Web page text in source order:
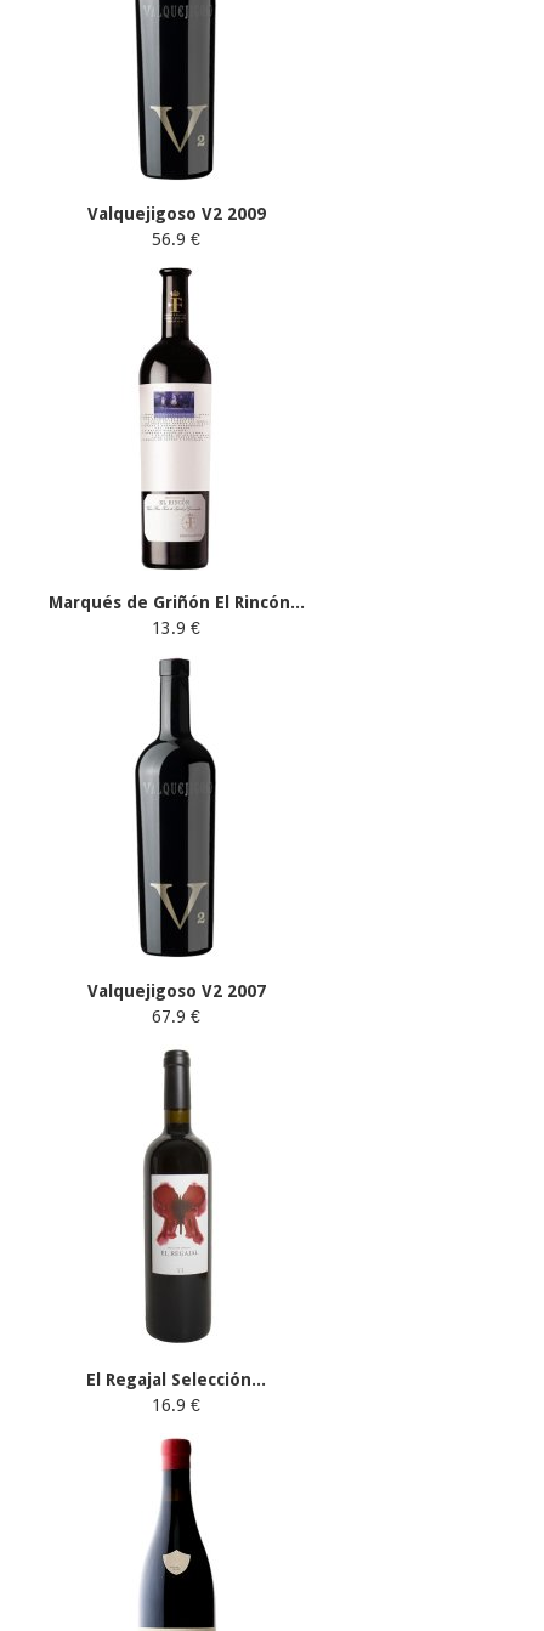
Valquejigoso V2 2009
56.9 €
Marqués de Griñón El Rincón...
13.9 €
Valquejigoso V2 2007
67.9 €
El Regajal Selección...
16.9 €